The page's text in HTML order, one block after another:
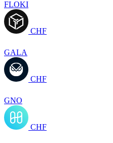
FLOKI
CHF
GALA
CHF
GNO
CHF